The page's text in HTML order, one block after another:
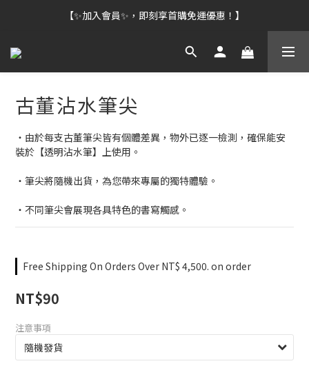
【✨加入會員✨，即刻享首購免運優惠！】
古董沾水筆尖
・由於每支古董筆尖皆有個體差異，物外已逐一檢測，確保能安
裝於【透明沾水筆】上使用。
・筆尖將隨機出貨，為您帶來專屬的獨特體驗。
・不同筆尖會展現各具特色的書寫觸感。
Free Shipping On Orders Over NT$ 4,500. on order
NT$90
注意事項